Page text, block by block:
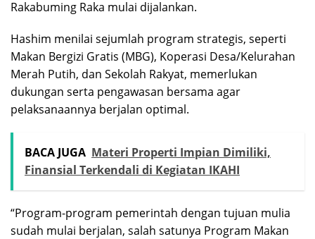
Rakabuming Raka mulai dijalankan.
Hashim menilai sejumlah program strategis, seperti
Makan Bergizi Gratis (MBG), Koperasi Desa/Kelurahan
Merah Putih, dan Sekolah Rakyat, memerlukan
dukungan serta pengawasan bersama agar
pelaksanaannya berjalan optimal.
BACA JUGA Materi Properti Impian Dimiliki,
Finansial Terkendali di Kegiatan IKAHI
“Program-program pemerintah dengan tujuan mulia
sudah mulai berjalan, salah satunya Program Makan